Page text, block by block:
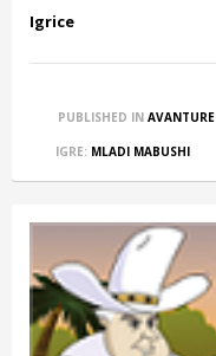
Igrice
PUBLISHED IN AVANTURE
IGRE: MLADI MABUSHI